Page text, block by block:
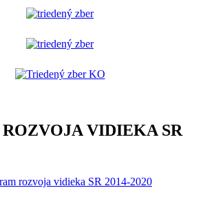
VIDIEKA SR